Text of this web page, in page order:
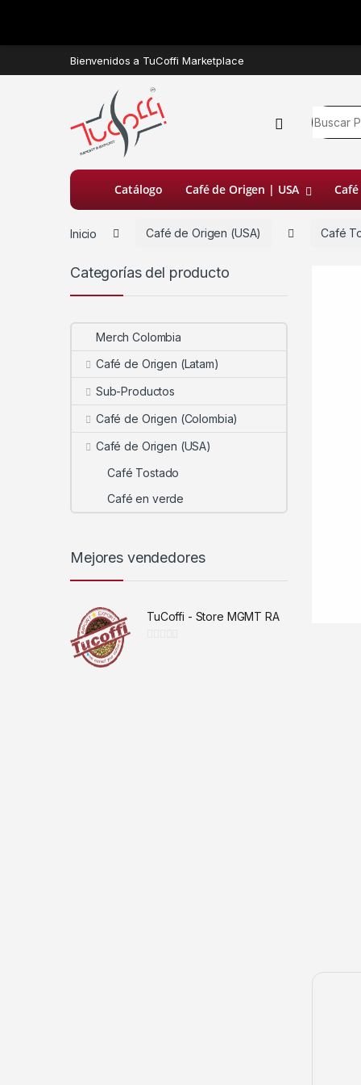
Bienvenidos a TuCoffi Marketplace
Catálogo Café de Origen | USA
Inicio Café de Origen (USA) Café
Categorías del producto
Merch Colombia
Café de Origen (Latam)
Sub-Productos
Café de Origen (Colombia)
Café de Origen (USA)
Café Tostado
Café en verde
Mejores vendedores
TuCoffi - Store MGMT RA